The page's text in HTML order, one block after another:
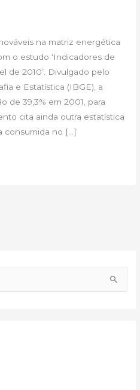
na matriz energética
o estudo ‘Indicadores de
de 2010’. Divulgado pelo
e Estatística (IBGE), a
de 39,3% em 2001, para
cita ainda outra estatística
consumida no […]